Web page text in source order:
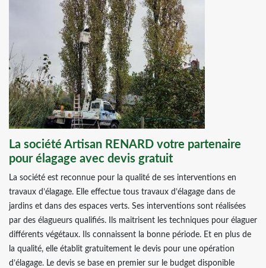
La société Artisan RENARD votre partenaire
pour élagage avec devis gratuit
La société est reconnue pour la qualité de ses interventions en
travaux d’élagage. Elle effectue tous travaux d’élagage dans de
jardins et dans des espaces verts. Ses interventions sont réalisées
par des élagueurs qualifiés. Ils maitrisent les techniques pour élaguer
différents végétaux. Ils connaissent la bonne période. Et en plus de
la qualité, elle établit gratuitement le devis pour une opération
d’élagage. Le devis se base en premier sur le budget disponible